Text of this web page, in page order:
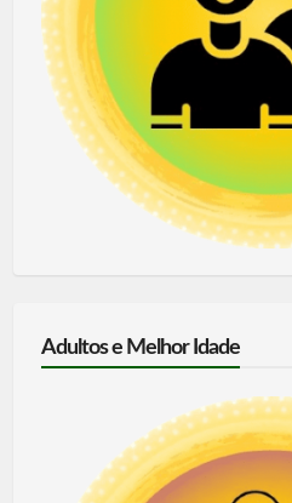
Adultos e Melhor Idade